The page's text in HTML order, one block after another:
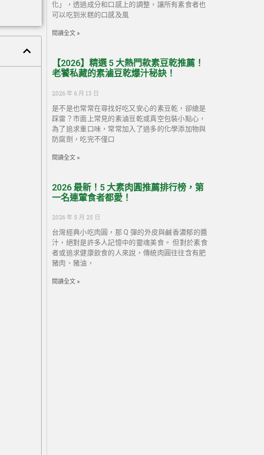
化」，透過成分和口感上的調整，讓所有素食者也
可以吃到米糕的口感及風
閱讀全文 »
【2026】精選 5 大熱門款素豆乾推薦！
老饕私藏的素滷豆乾爆汁秘訣！
2026 年 6 月 13 日
是不是也常常在尋找好吃又安心的素豆乾，卻總是
踩雷？市面上常見的素滷豆乾或真空包裝小點心，
為了追求重口味，常常加入了過多的化學添加物與
防腐劑，吃完不僅口
閱讀全文 »
2026 最新！5 大素肉圓推薦排行榜，第
一名連葷食者都愛！
2026 年 5 月 25 日
台灣經典小吃肉圓，那 Q 彈的外皮與鹹香濃郁的醬
汁，絕對是許多人記憶中的靈魂美食。 但對於素食
者或追求健康飲食的人來說，傳統肉圓往往含有肥
豬肉、豬油，
閱讀全文 »